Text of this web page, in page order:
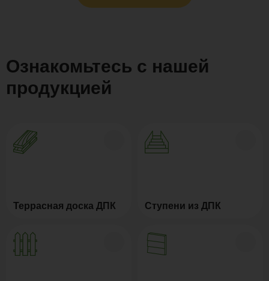
Ознакомьтесь с нашей
продукцией
Террасная доска ДПК Ступени из ДПК